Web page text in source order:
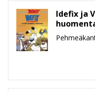
Idefix ja